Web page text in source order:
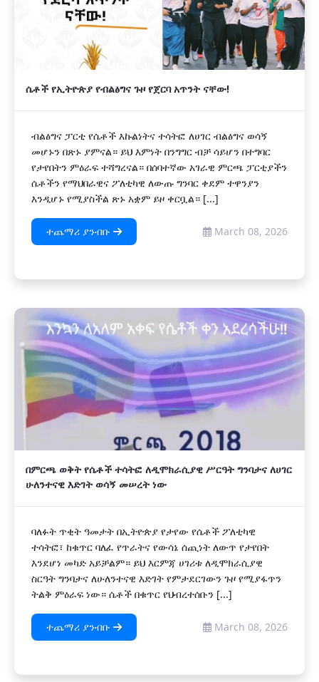
ሴቶች የኢትዮጵያ የብልፅግና ጉዞ የጀርባ አጥንት ናቸው!
ብልፅግና ፓርቲ የሴቶች እኩልነትና ተሳትፎ ለሀገር ብልፅግና ወሳኝ
መሆኑን በጽኑ ያምናል። ይህ እምነት በንግግር ብቻ ሳይሆን በተግባር
የታየበትን ምዕራፍ ተሻግረናል። በሰባተኛው አገራዊ ምርጫ ፓርቲያችን
ሴቶችን የማህበራዊና ፖለቲካዊ ለውጡ ግንባር ቀደም ተዋንያን
እንዲሆኑ የሚያስችል ጽኑ አቋም ይዞ ቀርቧል። [...]
ተጨማሪ ያንብቡ March 08, 2026
በምርጫ ወቅት የሴቶች ተሳትፎ ለዲሞክራሲያዊ ሥርዓት ግንባታና ለሀገር
ሁለንተናዊ እድገት ወሳኝ መሠረት ነው
ባለፉት ጥቂት ዓመታት በኢትዮጵያ የታየው የሴቶች ፖለቲካዊ
ተሳትፎ፣ ከቁጥር ባለፈ የጥራትና የውሳኔ ሰጪነት ለውጥ የታየበት
እንደሆነ መካድ አይቻልም። ይህ እርምጃ ሀገሪቱ ለዲሞክራሲያዊ
ስርዓት ግንባታና ለሁለንተናዊ እድገት የምታደርገውን ጉዞ የሚያፋጥን
ትልቅ ምዕራፍ ነው። ሴቶች በቁጥር የህብረተሰቡን [...]
ተጨማሪ ያንብቡ March 08, 2026